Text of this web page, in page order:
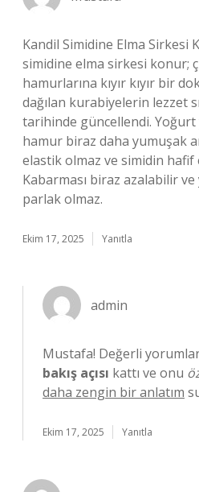
Kandil Simidine Elma Sirkesi
simidine elma sirkesi konur;
hamurlarına kıyır kıyır bir
dağılan kurabiyelerin lezzet
tarihinde güncellendi. Yoğurt
hamur biraz daha yumuşak
elastik olmaz ve simidin hafif
Kabarması biraz azalabilir
parlak olmaz.
Ekim 17, 2025 Yanıtla
admin
Mustafa! Değerli
bakış açısı kattı ve onu
daha zengin bir anlatım
Ekim 17, 2025 Yanıtla